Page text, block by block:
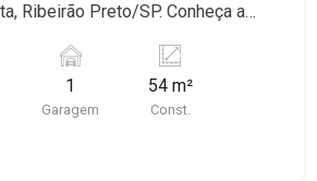
Preto/SP. Conheça as
você: - 54m² de área
no piso superior - Salão
WC - Copa - Mezanino - 1 vaga
1
Garagem
54 m²
Const.